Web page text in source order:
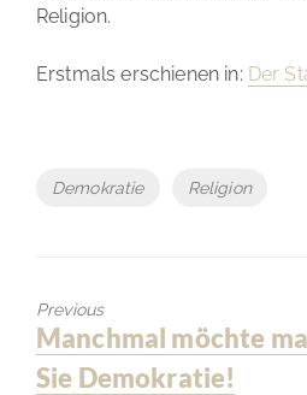
Religion.
Erstmals erschienen in: Der
Tags
Demokratie Religion
Previous
Previous
post:
Manchmal möchte
Sie Demokratie!